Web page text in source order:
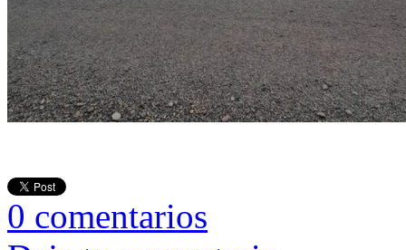
0 comentarios